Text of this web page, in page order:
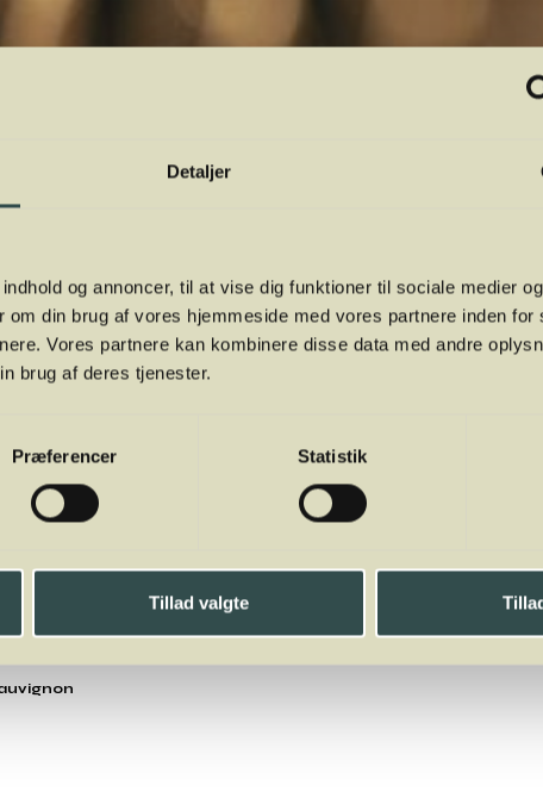
Detaljer
og annoncer, til at vise dig funktioner til sociale medier
din brug af vores hjemmeside med vores partnere inden for
Vores partnere kan kombinere disse data med andre
brug af deres tjenester.
Præferencer Statistik
Tillad valgte